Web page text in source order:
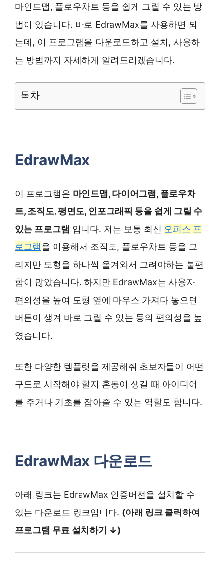
마인드맵, 플로우차트 등을 쉽게 그릴 수 있는 방
법이 있습니다. 바로 EdrawMax를 사용하면 되
는데, 이 프로그램을 다운로드하고 설치, 사용하
는 방법까지 자세하게 알려드리겠습니다.
목차
EdrawMax
이 프로그램은 마인드맵, 다이어그램, 플로우차
트, 조직도, 평면도, 인포그래픽 등을 쉽게 그릴 수
있는 프로그램 입니다. 저는 보통 최신 오피스 프
로그램을 이용해서 조직도, 플로우차트 등을 그
리지만 도형을 하나씩 올겨와서 그려야하는 불편
함이 많았습니다. 하지만 EdrawMax는 사용자
편의성을 높여 도형 옆에 마우스 가져다 놓으면
버튼이 생겨 바로 그릴 수 있는 등의 편의성을 높
였습니다.
또한 다양한 템플릿을 제공해줘 초보자들이 어떤
구도로 시작해야 할지 혼동이 생길 때 아이디어
를 주거나 기초를 잡아줄 수 있는 역할도 합니다.
EdrawMax 다운로드
아래 링크는 EdrawMax 인증버전을 설치할 수
있는 다운로드 링크입니다. (아래 링크 클릭하여
프로그램 무료 설치하기 ↓)